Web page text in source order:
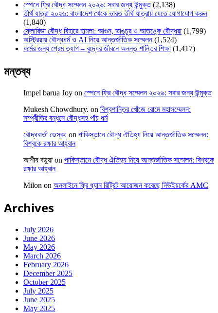
স্পেনে ফ্রি বৌদ্ধ সম্মেলন ২০২৬: সবার জন্য উন্মুক্ত (2,138)
তীর্থ যাত্রা ২০২৬: বাংলাদেশ থেকে ভারত তীর্থ যাত্রায় যেতে যোগাযোগ করুন
(1,840)
ফ্লোরিডা বৌদ্ধ বিহারে হামলা: আগুন, ভাঙচুর ও আতঙ্কে বৌদ্ধরা (1,799)
অস্ট্রিয়ায় বৌদ্ধধর্ম ও AI নিয়ে আন্তর্জাতিক সম্মেলন (1,524)
ধর্মের জন্য প্রেম ত্যাগ – বুদ্ধের জীবনে অনন্ত শান্তির শিক্ষা (1,417)
মন্তব্য
Impel barua Joy on স্পেনে ফ্রি বৌদ্ধ সম্মেলন ২০২৬: সবার জন্য উন্মুক্ত
Mukesh Chowdhury. on বিশ্বশান্তির খোঁজে রোমে মহাসম্মেলন:
সম্প্রীতির বন্ধনে বৌদ্ধসহ পাঁচ ধর্ম
বৌদ্ধবার্তা ডেস্ক: on পাকিস্তানে বৌদ্ধ ঐতিহ্য নিয়ে আন্তর্জাতিক সম্মেলন:
বিশ্বকে রক্ষার আহ্বান
আশীষ বড়ুয়া on পাকিস্তানে বৌদ্ধ ঐতিহ্য নিয়ে আন্তর্জাতিক সম্মেলন: বিশ্বকে
রক্ষার আহ্বান
Milon on অনলাইনে ফ্রি ধ্যান রিট্রিট আয়োজন করেছে নিউইয়র্কের AMC
Archives
July 2026
June 2026
May 2026
March 2026
February 2026
December 2025
October 2025
July 2025
June 2025
May 2025